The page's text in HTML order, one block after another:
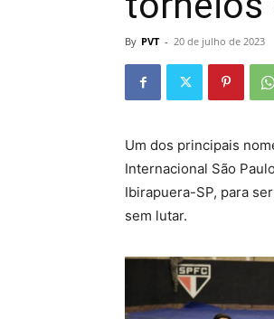
By PVT - 20 de julho de 2023
Um dos principais
Internacional São
Ibirapuera-SP, para
sem lutar.